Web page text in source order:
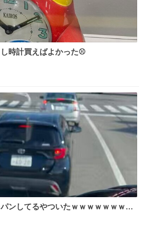
時計買えばよかった⚾
ンしてるやついたｗｗｗｗｗｗｗｗ